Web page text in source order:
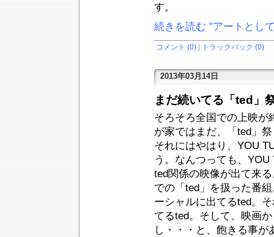
す。
続きを読む "アートとし
コメント (0) トラックバック (0)
2013年03月14日
まだ続いてる「ted」
そろそろ全国での上映が
が家ではまだ、「ted」
それにはやはり、YOU
う。なんつっても、
ted関係の映像が出て来
での「ted」を扱った番
ーシャルに出てるted。
てるted。そして、映画
し・・・と、飽きる事が